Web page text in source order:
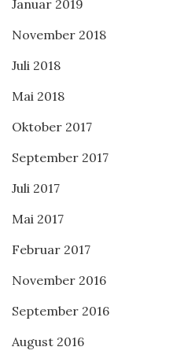
Januar 2019
November 2018
Juli 2018
Mai 2018
Oktober 2017
September 2017
Juli 2017
Mai 2017
Februar 2017
November 2016
September 2016
August 2016